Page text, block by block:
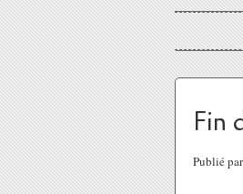
Fin
Publié